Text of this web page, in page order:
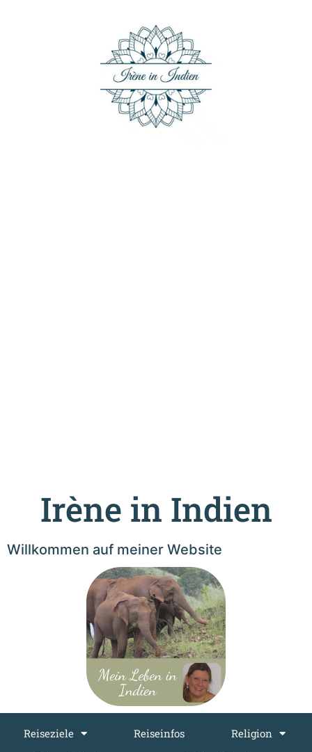
Irène in Indien
Willkommen auf meiner Website
Reiseziele Reiseinfos
Religion